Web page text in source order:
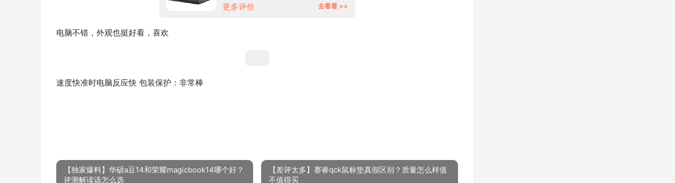
16G/512GPCIe固态/官方标配
更多评价 去看看 >>
电脑不错，外观也挺好看，喜欢
速度快准时电脑反应快 包装保护：非常棒
【独家爆料】华硕a豆14和荣耀magicbook14哪个好？
评测解读该怎么选
【差评太多】赛睿qck鼠标垫真假区别？质量怎么样值
不值得买